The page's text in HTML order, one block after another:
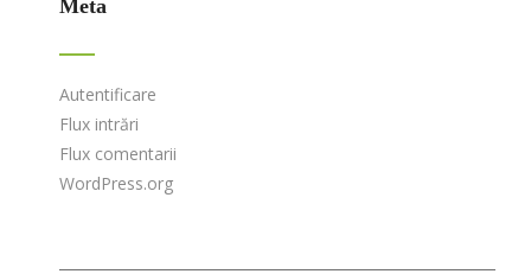
Meta
Autentificare
Flux intrări
Flux comentarii
WordPress.org